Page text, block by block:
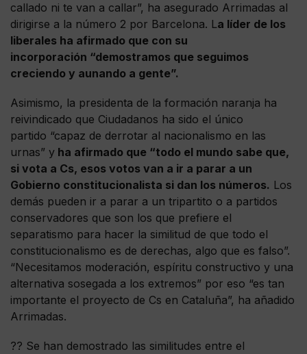
callado ni te van a callar”, ha asegurado Arrimadas al
dirigirse a la número 2 por Barcelona. La líder de los
liberales ha afirmado que con su
incorporación “demostramos que seguimos
creciendo y aunando a gente”.
Asimismo, la presidenta de la formación naranja ha
reivindicado que Ciudadanos ha sido el único
partido “capaz de derrotar al nacionalismo en las
urnas” y ha afirmado que “todo el mundo sabe que,
si vota a Cs, esos votos van a ir a parar a un
Gobierno constitucionalista si dan los números. Los
demás pueden ir a parar a un tripartito o a partidos
conservadores que son los que prefiere el
separatismo para hacer la similitud de que todo el
constitucionalismo es de derechas, algo que es falso”.
“Necesitamos moderación, espíritu constructivo y una
alternativa sosegada a los extremos” por eso “es tan
importante el proyecto de Cs en Cataluña”, ha añadido
Arrimadas.
?? Se han demostrado las similitudes entre el